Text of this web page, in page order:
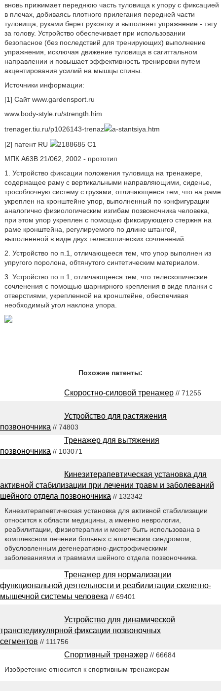
вновь прижимает переднюю часть туловища к упору с фиксацией
в плечах, добиваясь плотного прилегания передней части
туловища, руками берет рукоятку и выполняет упражнение - тягу
за голову. Устройство обеспечивает при использовании
безопасное (без последствий для тренирующих) выполнение
упражнения, исключая движение туловища в сагиттальном
направлении и повышает эффективность тренировки путем
акцентирования усилий на мышцы спины.
Источники информации:
[1] Сайт www.gardensport.ru
www.body-style.ru/strength.him
trenager.tiu.ru/p1026143-trenaz
a-stantsiya.htm
[2] патент RU
2188685 С1
МПК А63В 21/062, 2002 - прототип
1. Устройство фиксации положения туловища на тренажере,
содержащее раму с вертикальными направляющими, сиденье,
трособлочную систему с грузами, отличающееся тем, что на раме
укреплен на кронштейне упор, выполненный по конфигурации
аналогично физиологическим изгибам позвоночника человека,
при этом упор укреплен с помощью фиксирующего стержня на
раме кронштейна, регулируемого по длине штангой,
выполненной в виде двух телескопических сочленений.
2. Устройство по п.1, отличающееся тем, что упор выполнен из
упругого поролона, обтянутого синтетическим материалом.
3. Устройство по п.1, отличающееся тем, что телескопические
сочленения с помощью шарнирного крепления в виде планки с
отверстиями, укрепленной на кронштейне, обеспечивая
необходимый угол наклона упора.
Похожие патенты:
Скоростно-силовой тренажер // 71255
Устройство для растяжения
позвоночника // 74803
Тренажер для вытяжения
позвоночника // 103071
Кинезитерапевтическая установка для
активной стабилизации при лечении травм и заболеваний
шейного отдела позвоночника // 132342
Кинезитерапевтическая установка для активной стабилизации
относится к области медицины, а именно неврологии,
реабилитации, физиотерапии и может быть использована в
комплексном лечении больных с алгическим синдромом,
обусловленным дегенеративно-дистрофическими
заболеваниями и травмами шейного отдела позвоночника.
Тренажер для нормализации
функциональной деятельности и реабилитации скелетно-
мышечной системы человека // 69401
Устройство для динамической
транспедикулярной фиксации позвоночных
сегментов // 111756
Спортивный тренажер // 66684
Изобретение относится к спортивным тренажерам